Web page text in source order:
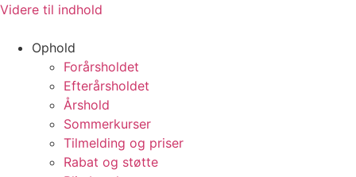
Videre til indhold
Ophold
Forårsholdet
Efterårsholdet
Årshold
Sommerkurser
Tilmelding og priser
Rabat og støtte